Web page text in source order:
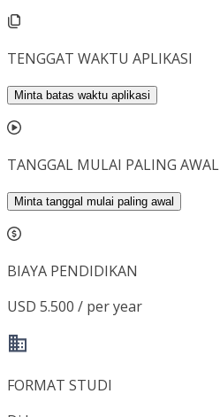
TENGGAT WAKTU APLIKASI
Minta batas waktu aplikasi
TANGGAL MULAI PALING AWAL
Minta tanggal mulai paling awal
BIAYA PENDIDIKAN
USD 5.500 / per year
FORMAT STUDI